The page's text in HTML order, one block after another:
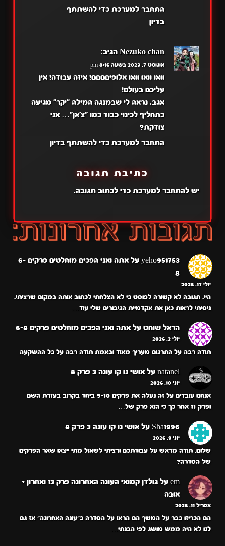
התחבר למערכת כדי להשתתף
בדיון
Nezuko chan הגיב:
אוגוסט 7, 2023 בשעה 8:16 pm
וואו וואו וואו אלופיםםםם! איזה עבודה! אין
עליכם בעולם!
אגב, נראה לי שבמנגה המילה "יקר" מגיעה
כתחליף לכינוי כבוד כמו "צ'אן"… אני
צודקת?
התחבר למערכת כדי להשתתף בדיון
כתיבת תגובה
יש להתחבר למערכתכדי לכתוב תגובה.
yeho951753 על
אתה ואני הפכים מוחלטים פרקים 6-
8
יולי 17, 2026
היי. תגובה לא קשורה לפוסט כי לא הצלחתי לכתוב אותה במקום שרציתי.
ניסיתי לראות כאן את אקדמיית הגיבורים שלי עוד…
הראל שוחט על אתה ואני הפכים מוחלטים פרקים 6-8
יולי 2, 2026
תודה רבה על התרגום מעריך מאוד ובאמת תודה רבה על כל ההשקעה
natanel על אושי נו קו עונה 3 פרק 8
יוני 10, 2026
אנחנו עובדים על זה נעלה את פרקים 9-10 ביחד בקרוב בעזרת השם
ופרק 11 אחר כך כי הוא פרק של…
Sha1996 על אושי נו קו עונה 3 פרק 8
יוני 9, 2026
שלום, תודה מראש על עבודתכם ורציתי לשאול מתי ייצאו שאר הפרקים
של הסדרה?
em על
גולדן קמואי העונה האחרונה פרק 13 ואחרון +
אובה
אפריל 11, 2026
הם הכריזו כבר על המשך הם הראו על הסדרה כ״עונה האחרונה״ אז גם
לנו לא היה ממש מושג לפי הבנתי…